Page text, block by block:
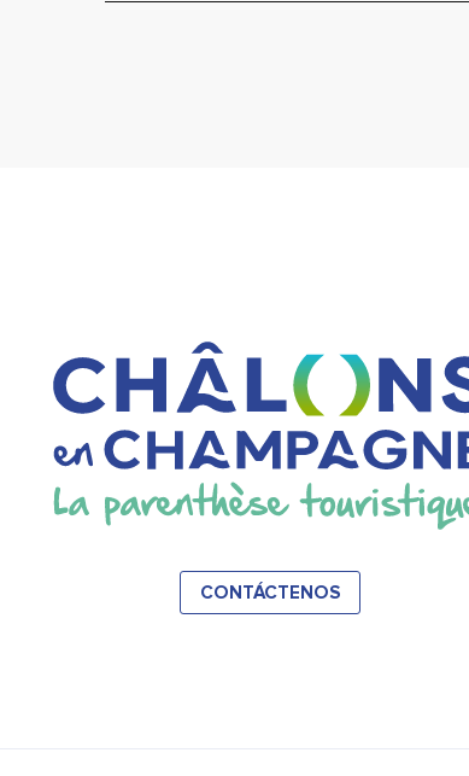
CONTÁCTENOS